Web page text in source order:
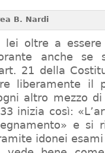
B. Nardi
lei oltre a
anche se
21 della
liberamente il
altro mezzo
inizia così:
e si
idonei